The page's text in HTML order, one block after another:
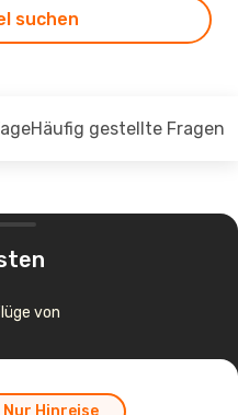
suchen
Häufig gestellte Fragen
von
Nur Hinreise